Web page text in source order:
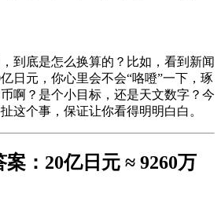
到底是怎么换算的？比如，看到新闻
日元，你心里会不会“咯噔”一下，琢
啊？是个小目标，还是天文数字？今
这个事，保证让你看得明明白白。
：20亿日元 ≈ 9260万